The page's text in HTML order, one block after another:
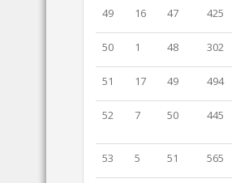
49 16 47 425
50 1 48 302
51 17 49 494
52 7 50 445
53 5 51 565